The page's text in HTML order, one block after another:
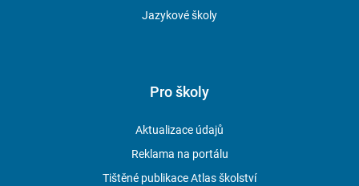
Jazykové školy
Pro školy
Aktualizace údajů
Reklama na portálu
Tištěné publikace Atlas školství